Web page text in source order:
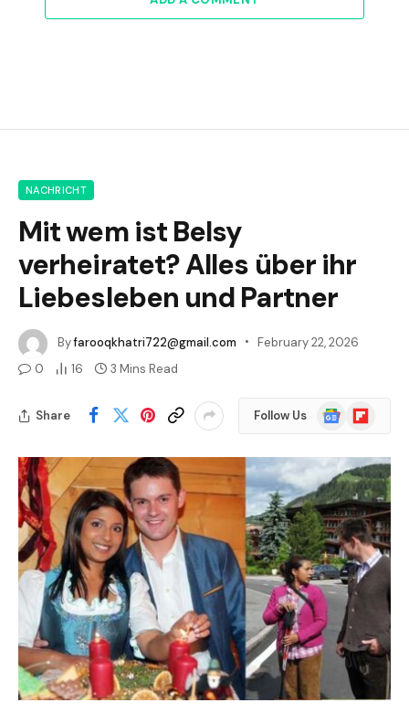
NACHRICHT
Mit wem ist Belsy
verheiratet? Alles über ihr
Liebesleben und Partner
Byfarooqkhatri722@gmail.com
February 22, 2026
0
16 3 Mins Read
Share Follow Us
Google
News
Flipboard